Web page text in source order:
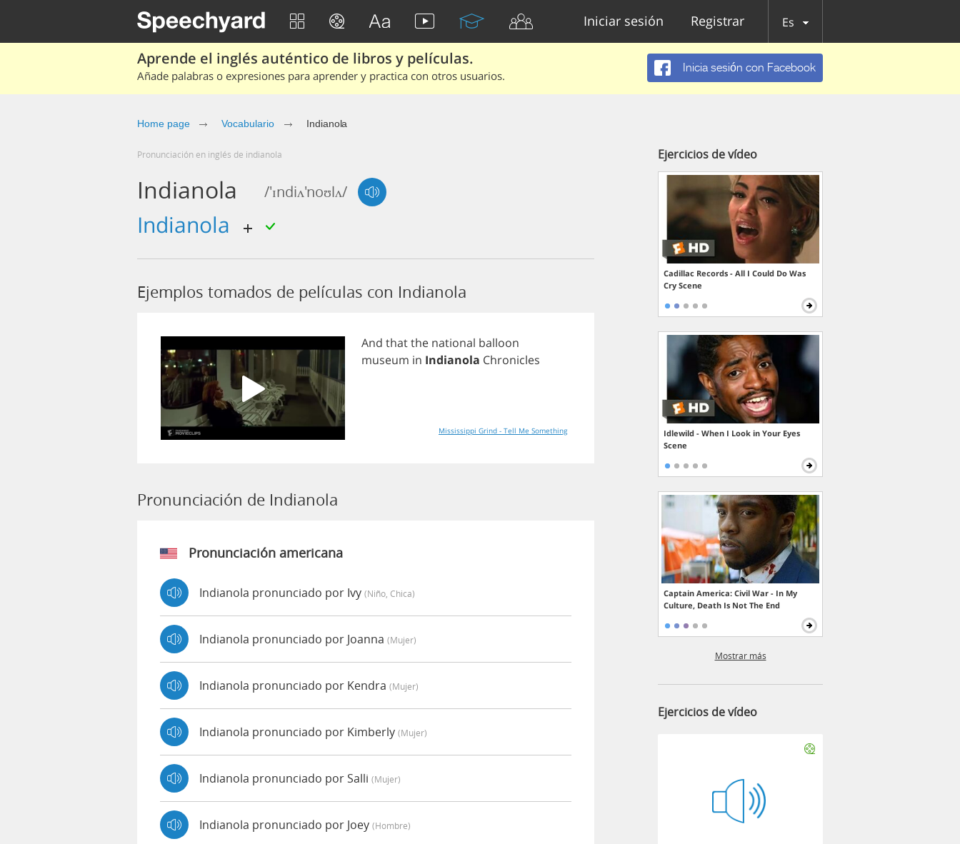
Iniciar sesión Registrar Es
Aprende el inglés auténtico de libros y películas.
Añade palabras o expresiones para aprender y practica con otros usuarios.
Inicia sesión con Facebook
Home page Vocabulario Indianola
Pronunciación en inglés de indianola
Indianola /'ɪndiʌ'noʊlʌ/
indianola
Ejemplos tomados de películas con Indianola
And thatthe national balloon
museum in Indianola Chronicles
Mississippi Grind - Tell Me Something
Pronunciación de Indianola
Pronunciación americana
Indianola pronunciado por Ivy (niño, Chica)
Indianola pronunciado por Joanna (mujer)
Indianola pronunciado por Kendra (mujer)
Indianola pronunciado por Kimberly (mujer)
Indianola pronunciado por Salli (mujer)
Indianola pronunciado por Joey (hombre)
Ejercicios de vídeo
Cadillac Records - All I Could Do Was
Cry Scene
Idlewild - When I Look in Your Eyes
Scene
Captain America: Civil War - In My
Culture, Death Is Not The End
Mostrar más
Ejercicios de vídeo